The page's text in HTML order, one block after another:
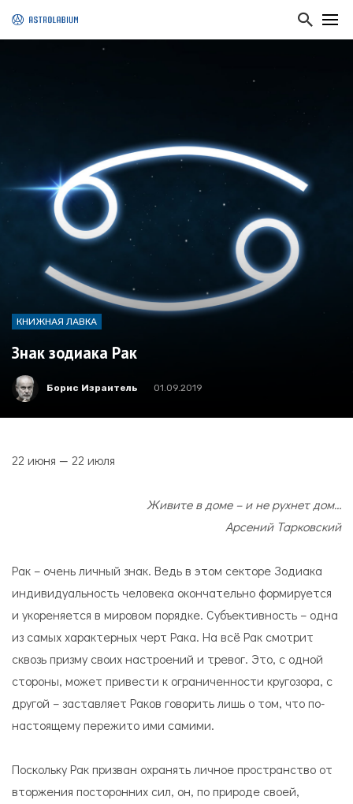
КНИЖНАЯ ЛАВКА
Знак зодиака Рак
Борис Израитель 01.09.2019
22 июня — 22 июля
Живите в доме – и не рухнет дом…
Арсений Тарковский
Рак – очень личный знак. Ведь в этом секторе Зодиака
индивидуальность человека окончательно формируется
и укореняется в мировом порядке. Субъективность – одна
из самых характерных черт Рака. На всё Рак смотрит
сквозь призму своих настроений и тревог. Это, с одной
стороны, может привести к ограниченности кругозора, с
другой – заставляет Раков говорить лишь о том, что по-
настоящему пережито ими самими.
Поскольку Рак призван охранять личное пространство от
вторжения посторонних сил, он, по природе своей,